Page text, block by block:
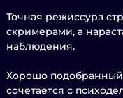
Точная режиссура
скримерами, а
наблюдения.
Хорошо подобранный
сочетается с